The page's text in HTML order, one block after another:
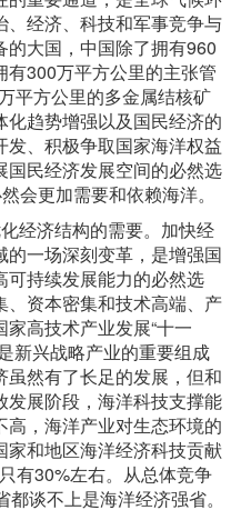
经济、科技和军事竞争与
大国，中国除了拥有960
300万平方公里的主张管
平方公里的多金属结核矿
趋势增强以及国民经济的
、积极争取国家海洋权益
国民经济发展空间的必然选
会更加需要和依赖海洋。
经济结构的需要。加快经
一场深刻变革，是增强国
可持续发展能力的必然选
资本密集和技术高端、产
高技术产业发展“十一
新兴战略产业的重要组成
然有了长足的发展，但和
展阶段，海洋科技支撑能
，海洋产业对生态环境的
和地区海洋经济科技贡献
有30%左右。从总体竞争
谈不上是海洋经济强省。